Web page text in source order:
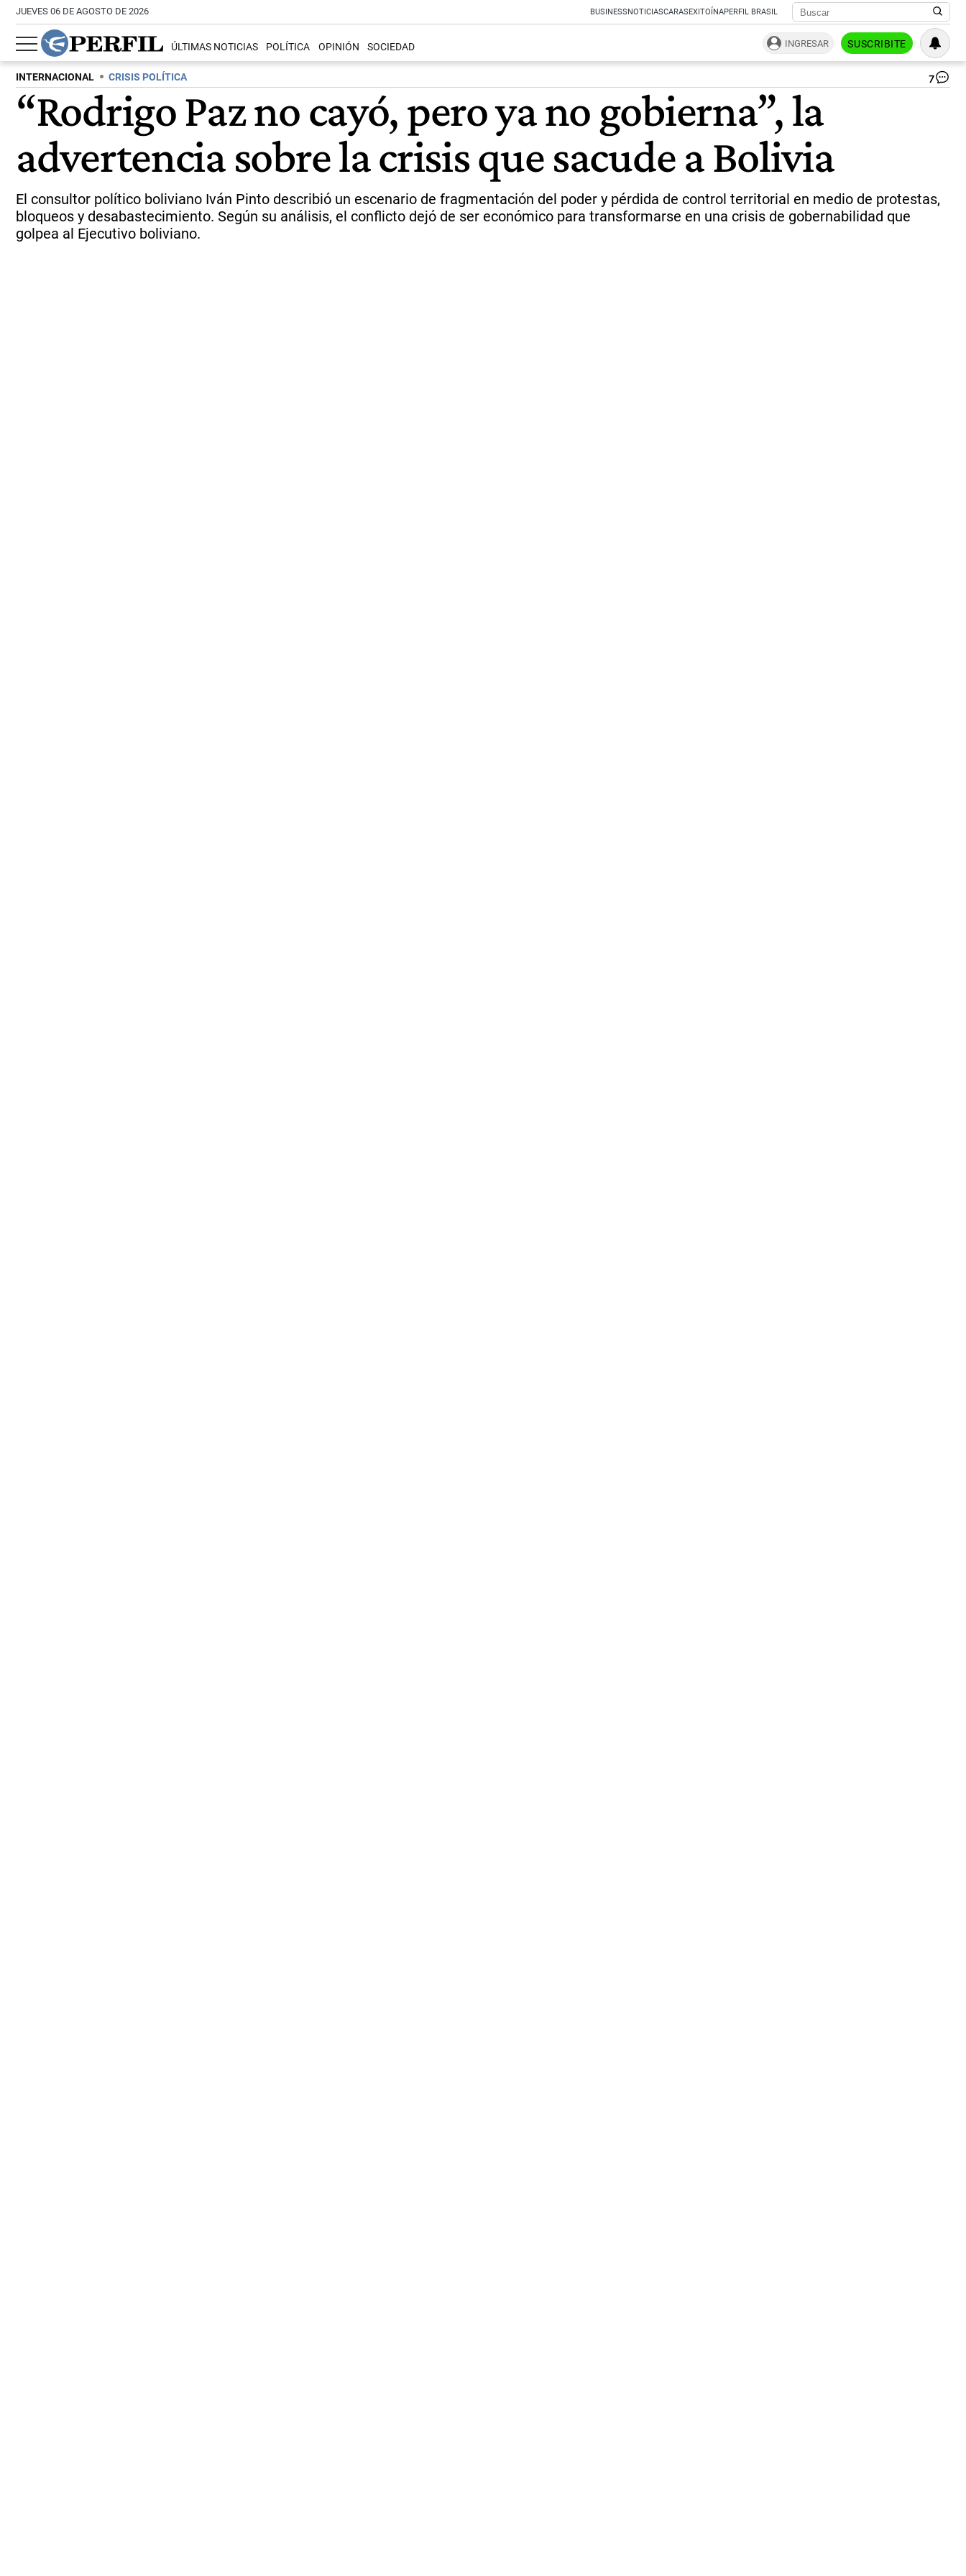
JUEVES 06 DE AGOSTO DE 2026 BUSINESSNOTICIASCARASEXITOÍNAPERFIL BRASIL
ÚLTIMAS NOTICIAS POLÍTICA OPINIÓN SOCIEDAD INGRESAR SUSCRIBITE
INTERNACIONAL CRISIS POLÍTICA 7
“Rodrigo Paz no cayó, pero ya no gobierna”, la
advertencia sobre la crisis que sacude a Bolivia
El consultor político boliviano Iván Pinto describió un escenario de fragmentación del poder y pérdida de control territorial en medio de protestas,
bloqueos y desabastecimiento. Según su análisis, el conflicto dejó de ser económico para transformarse en una crisis de gobernabilidad que
golpea al Ejecutivo boliviano.